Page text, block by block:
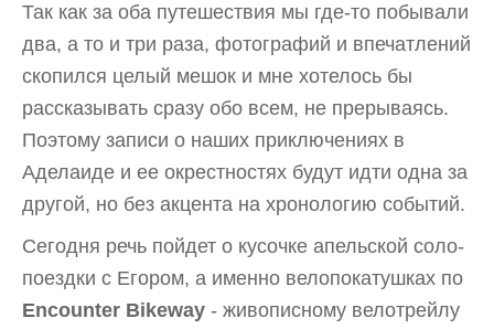
Так как за оба путешествия мы где-то побывали
два, а то и три раза, фотографий и впечатлений
скопился целый мешок и мне хотелось бы
рассказывать сразу обо всем, не прерываясь.
Поэтому записи о наших приключениях в
Аделаиде и ее окрестностях будут идти одна за
другой, но без акцента на хронологию событий.
Сегодня речь пойдет о кусочке апельской соло-
поездки с Егором, а именно велопокатушках по
Encounter Bikeway - живописному велотрейлу